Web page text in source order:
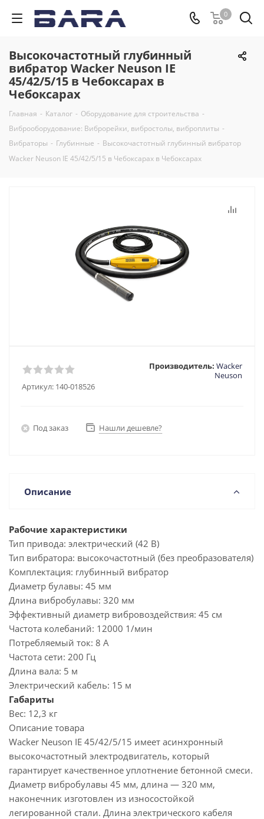
0
Высокочастотный глубинный
вибратор Wacker Neuson IE
45/42/5/15 в Чебоксарах в
Чебоксарах
Главная - Каталог - Оборудование для строительства -
Виброоборудование: Виброрейки, вибростолы, виброплиты -
Вибраторы - Глубинные - Высокочастотный глубинный вибратор
Wacker Neuson IE 45/42/5/15 в Чебоксарах в Чебоксарах
Артикул: 140-018526
Производитель: Wacker
Neuson
Под заказ Нашли дешевле?
Описание
Рабочие характеристики
Тип привода: электрический (42 В)
Тип вибратора: высокочастотный (без преобразователя)
Комплектация: глубинный вибратор
Диаметр булавы: 45 мм
Длина вибробулавы: 320 мм
Эффективный диаметр вибровоздействия: 45 см
Частота колебаний: 12000 1/мин
Потребляемый ток: 8 А
Частота сети: 200 Гц
Длина вала: 5 м
Электрический кабель: 15 м
Габариты
Вес: 12,3 кг
Описание товара
Wacker Neuson IE 45/42/5/15 имеет асинхронный
высокочастотный электродвигатель, который
гарантирует качественное уплотнение бетонной смеси.
Диаметр вибробулавы 45 мм, длина — 320 мм,
наконечник изготовлен из износостойкой
легированной стали. Длина электрического кабеля